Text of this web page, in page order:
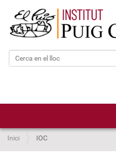
Cerca
Inici IOC